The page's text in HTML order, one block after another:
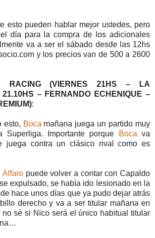
esto pueden hablar mejor ustedes, pero
día para la compra de los adicionales
va a ser el sábado desde las 12hs
y los precios van de 500 a 2600
RACING (VIERNES 21HS – LA
21.10HS – FERNANDO ECHENIQUE –
:
esto, Boca mañana juega un partido muy
Superliga. Importante porque
Boca va
juega contra un clásico rival como es
Alfaro puede volver a contar con Capaldo
expulsado, se había ido lesionado en la
hace unos días que ya pudo dejar atrás
derecho y va a ser titular mañana en
no sé si Nico será el único habitual titular